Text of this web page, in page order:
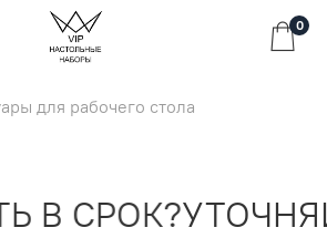
0
для рабочего стола
В СРОК?